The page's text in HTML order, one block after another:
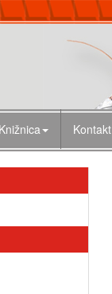
Knižnica Kontakt